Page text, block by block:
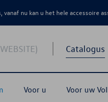
vanaf nu kan u het hele accessoire
Catalogus
Voor u Voor uw